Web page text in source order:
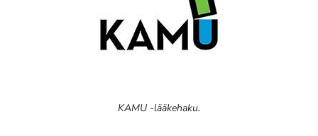
KAMU -lääkehaku.